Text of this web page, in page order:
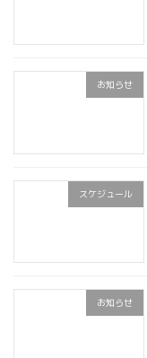
お知らせ
スケジュール
お知らせ